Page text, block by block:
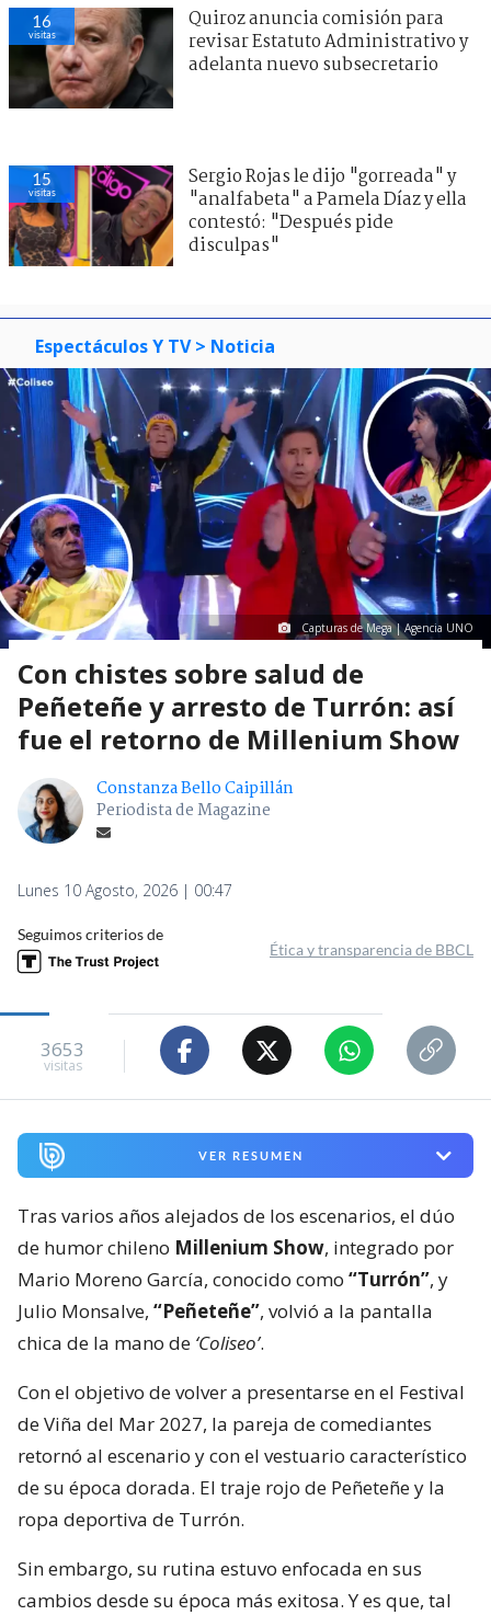
16
visitas
Quiroz anuncia comisión para
revisar Estatuto Administrativo y
adelanta nuevo subsecretario
15
visitas
Sergio Rojas le dijo "gorreada" y
"analfabeta" a Pamela Díaz y ella
contestó: "Después pide
disculpas"
Espectáculos Y TV > Noticia
Capturas de Mega | Agencia UNO
Con chistes sobre salud de
Peñeteñe y arresto de Turrón: así
fue el retorno de Millenium Show
Constanza Bello Caipillán
Periodista de Magazine
Lunes 10 Agosto, 2026 | 00:47
Seguimos criterios de
Ética y transparencia de BBCL
3653
visitas
VER RESUMEN
Tras varios años alejados de los escenarios, el dúo
de humor chileno Millenium Show, integrado por
Mario Moreno García, conocido como “Turrón”, y
Julio Monsalve, “Peñeteñe”, volvió a la pantalla
chica de la mano de ‘Coliseo’.
Con el objetivo de volver a presentarse en el Festival
de Viña del Mar 2027, la pareja de comediantes
retornó al escenario y con el vestuario característico
de su época dorada. El traje rojo de Peñeteñe y la
ropa deportiva de Turrón.
Sin embargo, su rutina estuvo enfocada en sus
cambios desde su época más exitosa. Y es que, tal